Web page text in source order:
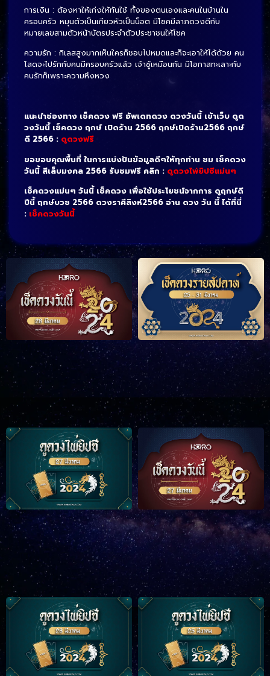
การเงิน : ต้องหาให้เก่งให้ทันใช้ ทั้งของตนเองและคนในบ้านใน
ครอบครัว หมุนตัวเป็นเกียวหัวเป็นน็อต มีโชคมีลาภดวงดีกับ
หมายเลขสามตัวหน้าบัตรประจำตัวประชาชนให้โชค
ความรัก : กิเลสสูงมากเห็นใครก็ชอบไปหมดและก็จะเอาให้ได้ด้วย คน
โสดจะไปรักกับคนมีครอบครัวแล้ว เจ้าชู้เหมือนกัน มีโอกาสทะเลาะกับ
คนรักก็เพราะความหึงหวง
แนะนำช่องทาง เช็คดวง ฟรี อัพเดทดวง ดวงวันนี้ เข้าเว็บ ดูด
วงวันนี้ เช็คดวง ฤกษ์ เปิดร้าน 2566 ฤกษ์เปิดร้าน2566 ฤกษ์
ดี 2566 : ดูดวงฟรี
ขอขอบคุณพื้นที่ ในการแบ่งปันข้อมูลดีๆให้ทุกท่าน ชม เช็คดวง
วันนี้ สีเล็บมงคล 2566 รับชมฟรี คลิก : ดูดวงไพ่ยิปซีแม่นๆ
เช็คดวงแม่นๆ วันนี้ เช็คดวง เพื่อใช้ประโยชน์จากการ ดูฤกษ์ดี
ปีนี้ ฤกษ์บวช 2566 ดวงราศีสิงห์2566 อ่าน ดวง วัน นี้ ได้ที่นี่
: เช็คดวงวันนี้